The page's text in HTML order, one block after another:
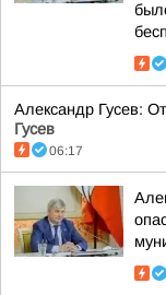
Александр Гусев:
Гусев
06:17